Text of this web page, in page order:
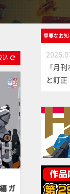
込
ガ
重要なお
「月
と訂正